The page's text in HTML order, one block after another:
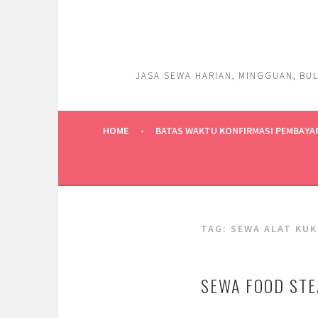
JASA SEWA HARIAN, MINGGUAN,
HOME BATAS WAKTU KONFIRMASI
TAG: SEWA ALAT
SEWA FOOD